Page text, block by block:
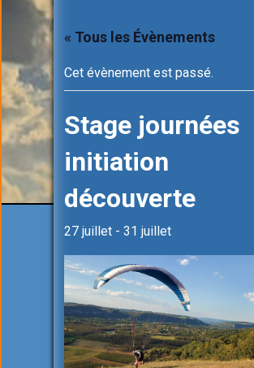
« Tous les Évènements
Cet évènement est passé.
Stage journées
initiation
découverte
27 juillet - 31 juillet